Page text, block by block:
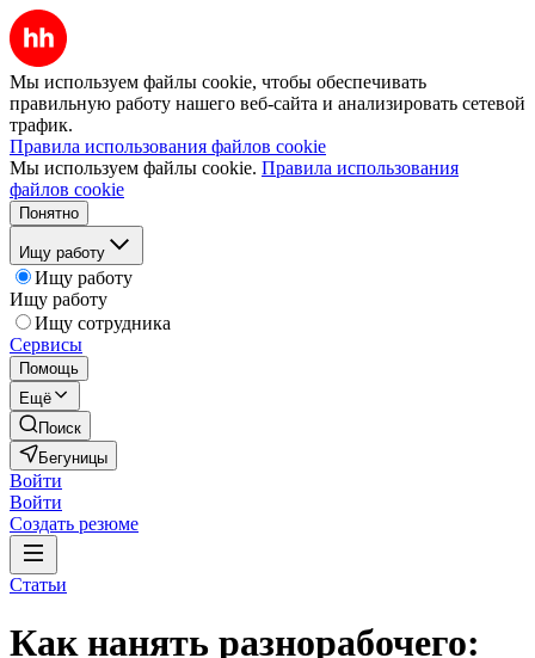
Мы используем файлы cookie, чтобы обеспечивать
правильную работу нашего веб-сайта и анализировать сетевой
трафик.
Правила использования файлов cookie
Мы используем файлы cookie. Правила использования
файлов cookie
Понятно
Ищу работу
Ищу работу
Ищу работу
Ищу сотрудника
Сервисы
Помощь
Ещё
Поиск
Бегуницы
Войти
Войти
Создать резюме
Статьи
Как нанять разнорабочего: